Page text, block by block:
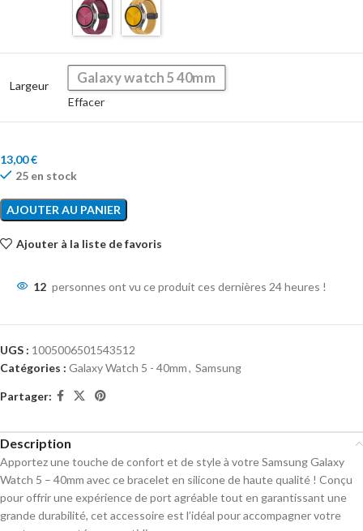
Largeur Galaxy watch 5 40mm
Effacer
13,00€
25 en stock
AJOUTER AU PANIER
Ajouter à la liste de favoris
12 personnes ont vu ce produit ces dernières 24 heures !
UGS : 1005006501543512
Catégories : Galaxy Watch 5 - 40mm, Samsung
Partager:
Description
Apportez une touche de confort et de style à votre Samsung Galaxy
Watch 5 – 40mm avec ce bracelet en silicone de haute qualité ! Conçu
pour offrir une expérience de port agréable tout en garantissant une
grande durabilité, cet accessoire est l’idéal pour accompagner votre